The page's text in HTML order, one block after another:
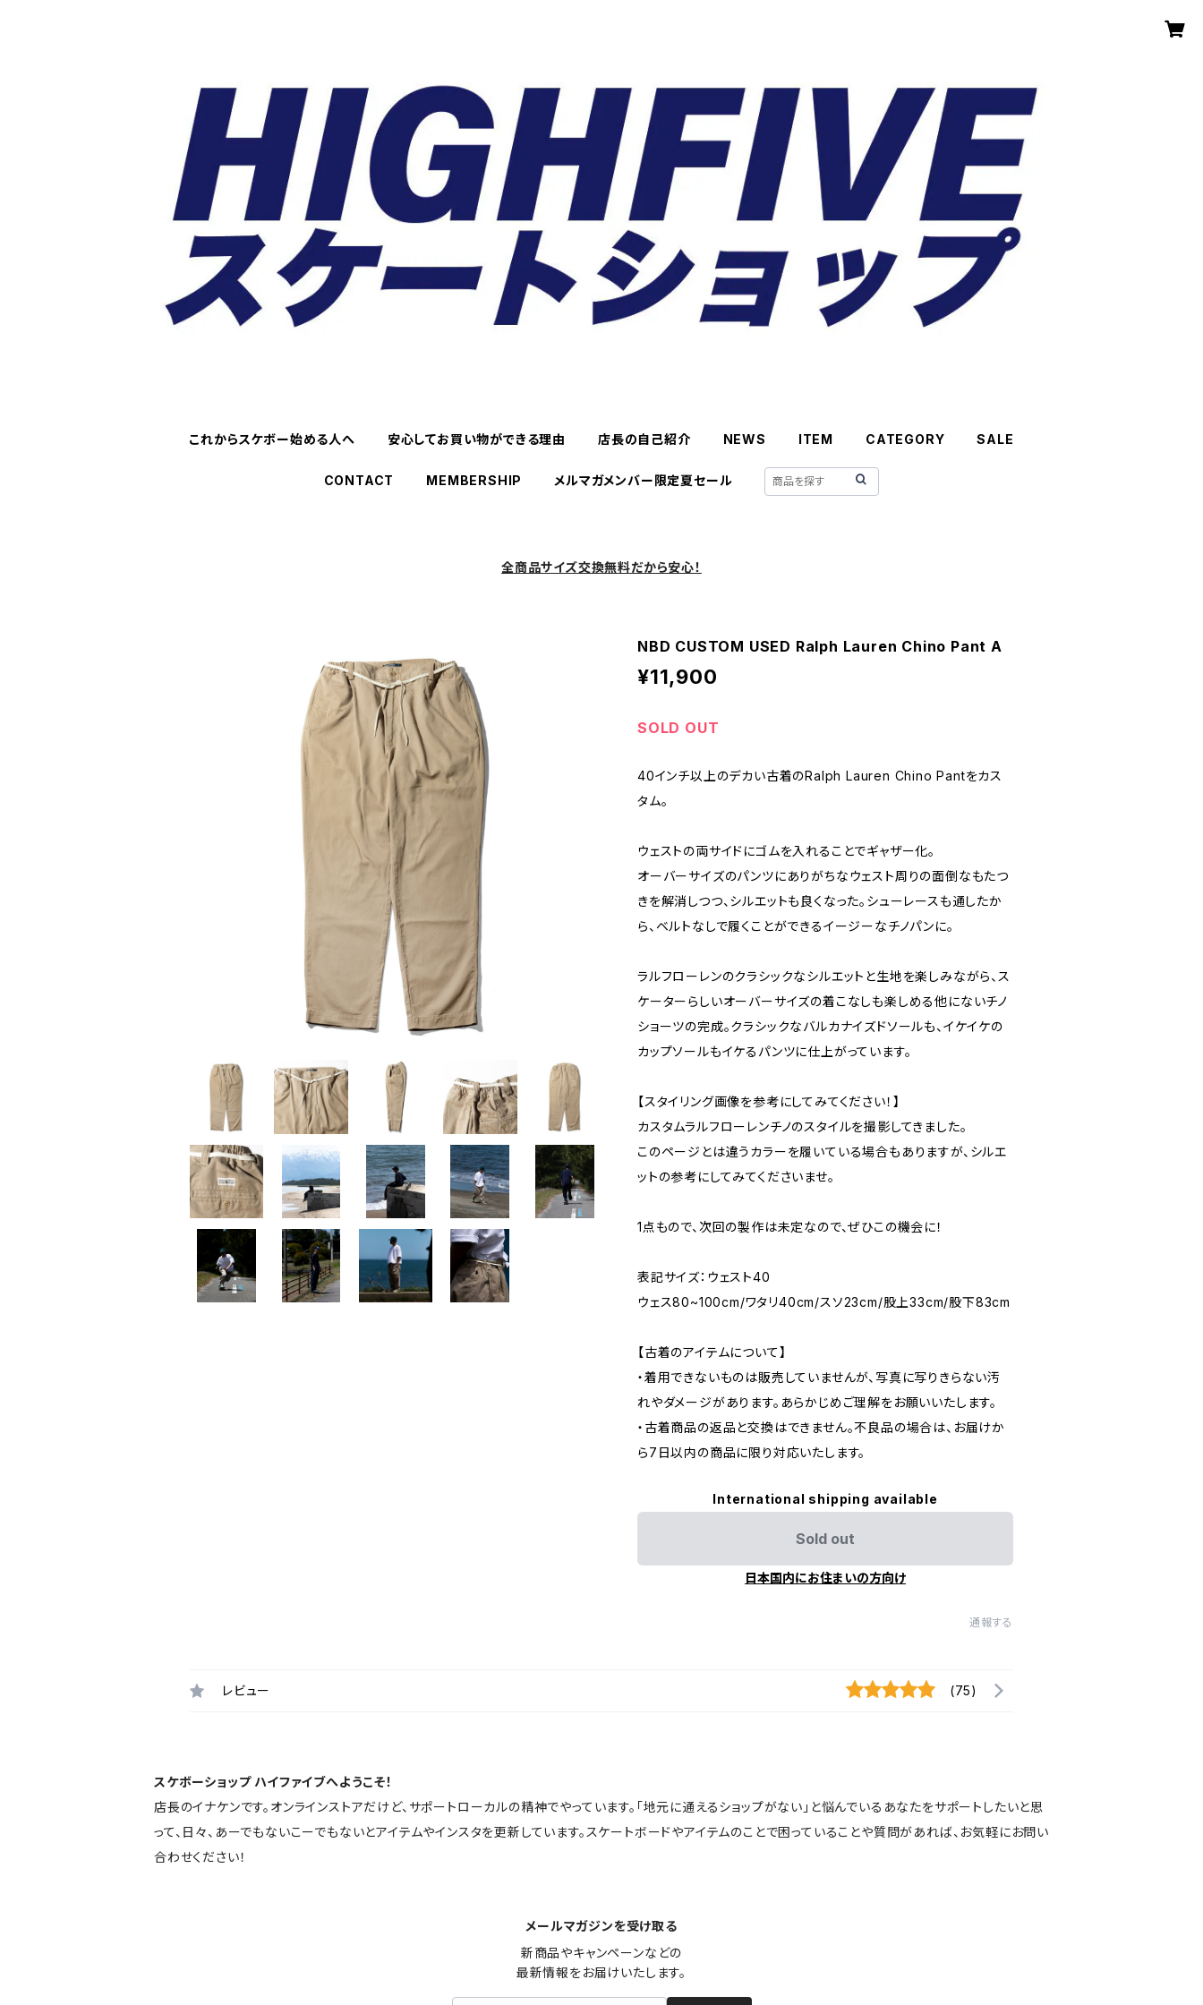
これからスケボー始める人へ 安心してお買い物ができる理由 店長の自己紹介 NEWS ITEM CATEGORY SALE
CONTACT MEMBERSHIP メルマガメンバー限定夏セール
全商品サイズ交換無料だから安心！
NBD CUSTOM USED Ralph Lauren Chino Pant A
¥11,900
SOLD OUT
40インチ以上のデカい古着のRalph Lauren Chino Pantをカス
タム。
ウェストの両サイドにゴムを入れることでギャザー化。
オーバーサイズのパンツにありがちなウェスト周りの面倒なもたつ
きを解消しつつ、シルエットも良くなった。シューレースも通したか
ら、ベルトなしで履くことができるイージーなチノパンに。
ラルフローレンのクラシックなシルエットと生地を楽しみながら、ス
ケーターらしいオーバーサイズの着こなしも楽しめる他にないチノ
ショーツの完成。クラシックなバルカナイズドソールも、イケイケの
カップソールもイケるパンツに仕上がっています。
【スタイリング画像を参考にしてみてください！】
カスタムラルフローレンチノのスタイルを撮影してきました。
このページとは違うカラーを履いている場合もありますが、シルエ
ットの参考にしてみてくださいませ。
1点もので、次回の製作は未定なので、ぜひこの機会に！
表記サイズ：ウェスト40
ウェス80~100cm/ワタリ40cm/スソ23cm/股上33cm/股下83cm
【古着のアイテムについて】
・着用できないものは販売していませんが、写真に写りきらない汚
れやダメージがあります。あらかじめご理解をお願いいたします。
・古着商品の返品と交換はできません。不良品の場合は、お届けか
ら7日以内の商品に限り対応いたします。
International shipping available
Sold out
日本国内にお住まいの方向け
通報する
レビュー (75)
スケボーショップ ハイファイブへようこそ！
店長のイナケンです。オンラインストアだけど、サポートローカルの精神でやっています。「地元に通えるショップがない」と悩んでいるあなたをサポートしたいと思
って、日々、あーでもないこーでもないとアイテムやインスタを更新しています。スケートボードやアイテムのことで困っていることや質問があれば、お気軽にお問い
合わせください！
メールマガジンを受け取る
新商品やキャンペーンなどの
最新情報をお届けいたします。